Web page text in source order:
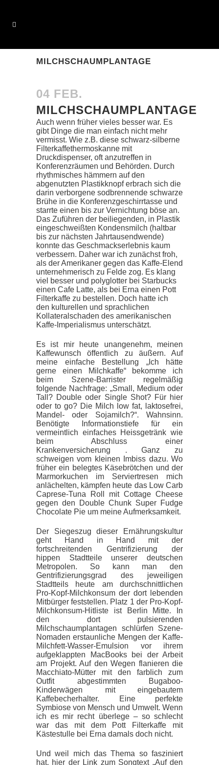
MILCHSCHAUMPLANTAGE
04 FEB.
MILCHSCHAUMPLANTAGE
Auch wenn früher vieles besser war. Es
gibt Dinge die man einfach nicht mehr
vermisst. Wie z.B. diese schwarz-silberne
Filterkaffethermoskanne mit
Druckdispenser, oft anzutreffen in
Konferenzräumen und Behörden. Durch
rhythmisches hämmern auf den
abgenutzten Plastikknopf erbrach sich die
darin verborgene sodbrennende schwarze
Brühe in die Konferenzgeschirrtasse und
starrte einen bis zur Vernichtung böse an.
Das Zuführen der beiliegenden, in Plastik
eingeschweißten Kondensmilch (haltbar
bis zur nächsten Jahrtausendwende)
konnte das Geschmackserlebnis kaum
verbessern. Daher war ich zunächst froh,
als der Amerikaner gegen das Kaffe-Elend
unternehmerisch zu Felde zog. Es klang
viel besser und polyglotter bei Starbucks
einen Cafe Latte, als bei Erna einen Pott
Filterkaffe zu bestellen. Doch hatte ich
den kulturellen und sprachlichen
Kollateralschaden des amerikanischen
Kaffe-Imperialismus unterschätzt.
Es ist mir heute unangenehm, meinen
Kaffewunsch öffentlich zu äußern. Auf
meine einfache Bestellung „Ich hätte
gerne einen Milchkaffe“ bekomme ich
beim Szene-Barrister regelmäßig
folgende Nachfrage: „Small, Medium oder
Tall? Double oder Single Shot? Für hier
oder to go? Die Milch low fat, laktosefrei,
Mandel- oder Sojamilch?“. Wahnsinn.
Benötigte Informationstiefe für ein
vermeintlich einfaches Heissgetränk wie
beim Abschluss einer
Krankenversicherung . Ganz zu
schweigen vom kleinen Imbiss dazu. Wo
früher ein belegtes Käsebrötchen und der
Marmorkuchen im Serviertresen mich
anlächelten, kämpfen heute das Low Carb
Caprese-Tuna Roll mit Cottage Cheese
gegen den Double Chunk Super Fudge
Chocolate Pie um meine Aufmerksamkeit.
Der Siegeszug dieser Ernährungskultur
geht Hand in Hand mit der
fortschreitenden Gentrifizierung der
hippen Stadtteile unserer deutschen
Metropolen. So kann man den
Gentrifizierungsgrad des jeweiligen
Stadtteils heute am durchschnittlichen
Pro-Kopf-Milchkonsum der dort lebenden
Mitbürger feststellen. Platz 1 der Pro-Kopf-
Milchkonsum-Hitliste ist Berlin Mitte. In
den dort pulsierenden
Milchschaumplantagen schlürfen Szene-
Nomaden erstaunliche Mengen der Kaffe-
Milchfett-Wasser-Emulsion vor ihrem
aufgeklappten MacBooks bei der Arbeit
am Projekt. Auf den Wegen flanieren die
Macchiato-Mütter mit den farblich zum
Outfit abgestimmten Bugaboo-
Kinderwägen mit eingebautem
Kaffebecherhalter. Eine perfekte
Symbiose von Mensch und Umwelt. Wenn
ich es mir recht überlege – so schlecht
war das mit dem Pott Filterkaffe mit
Kästestulle bei Erna damals doch nicht.
Und weil mich das Thema so fasziniert
hat, hier der Link zum Songtext „Auf den